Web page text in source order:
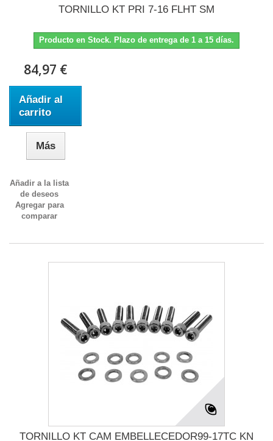
TORNILLO KT PRI 7-16 FLHT SM
Producto en Stock. Plazo de entrega de 1 a 15 días.
84,97 €
Añadir al
carrito
Más
Añadir a la lista
de deseos
Agregar para
comparar
TORNILLO KT CAM EMBELLECEDOR99-17TC KN